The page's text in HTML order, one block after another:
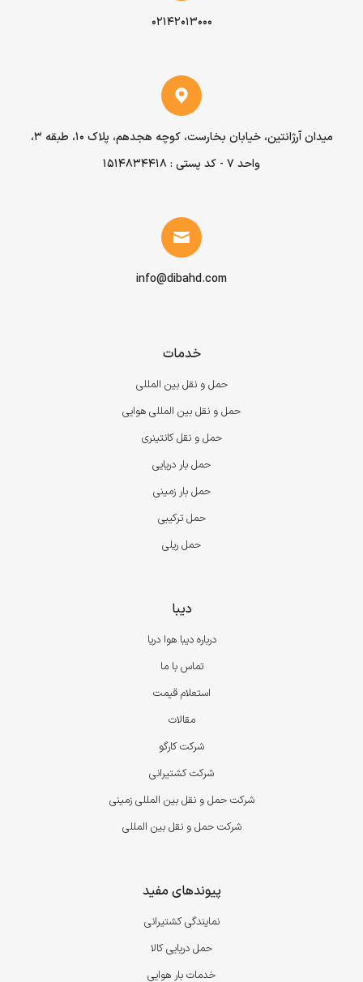
۰۲۱۴۲۰۱۳۰۰۰
میدان آرژانتین، خیابان بخارست، کوچه هجدهم، پلاک ۱۰، طبقه ۳،
واحد ۷ - کد پستی : 1514834418
info@dibahd.com
خدمات
حمل و نقل بین المللی
حمل و نقل بین المللی هوایی
حمل و نقل کانتینری
حمل بار دریایی
حمل بار زمینی
حمل ترکیبی
حمل ریلی
دیبا
درباره دیبا هوا دریا
تماس با ما
استعلام قیمت
مقالات
شرکت کارگو
شرکت کشتیرانی
شرکت حمل و نقل بین المللی زمینی
شرکت حمل و نقل بین المللی
پیوندهای مفید
نمایندگی کشتیرانی
حمل دریایی کالا
خدمات بار هوایی